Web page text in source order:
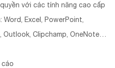
với các tính năng cao cấp
Excel, PowerPoint,
Clipchamp, OneNote…
cáo